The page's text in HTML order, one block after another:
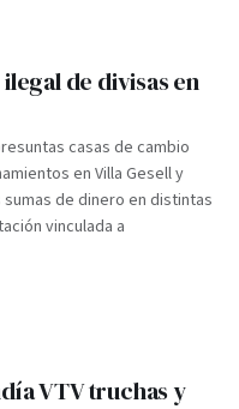
de divisas en
casas de cambio
en Villa Gesell y
de dinero en distintas
vinculada a
VTV truchas y